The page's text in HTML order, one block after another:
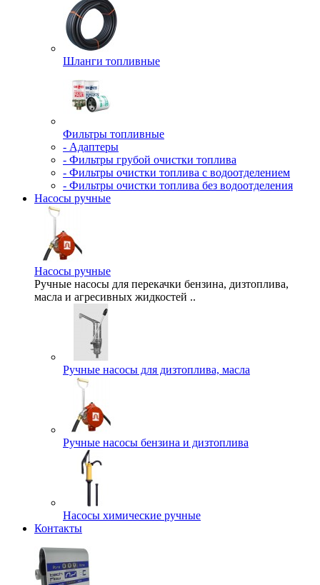
Шланги топливные
Фильтры топливные
- Адаптеры
- Фильтры грубой очистки топлива
- Фильтры очистки топлива c водоотделением
- Фильтры очистки топлива без водоотделения
Насосы ручные
Насосы ручные
Ручные насосы для перекачки бензина, дизтоплива,
масла и агресивных жидкостей ..
Ручные насосы для дизтоплива, масла
Ручные насосы бензина и дизтоплива
Насосы химические ручные
Контакты